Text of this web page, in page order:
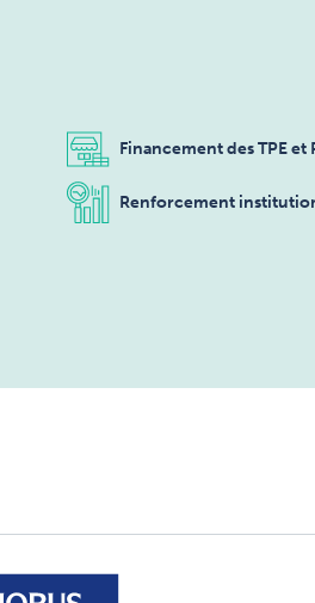
Financement des TPE et
Renforcement